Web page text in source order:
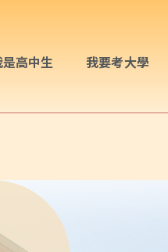
高中生 我要考大學